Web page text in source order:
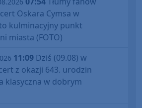
Oskara Cymsa w
kulminacyjny punkt
miasta (FOTO)
11:09 Dziś (09.08) w
z okazji 643. urodzin
klasyczna w dobrym